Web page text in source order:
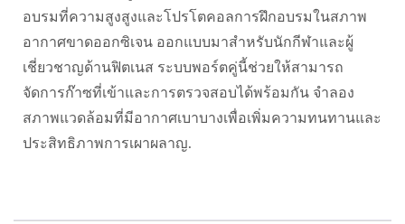
อบรมที่ความสูงสูงและโปรโตคอลการฝึกอบรมในสภาพ
อากาศขาดออกซิเจน ออกแบบมาสำหรับนักกีฬาและผู้
เชี่ยวชาญด้านฟิตเนส ระบบพอร์ตคู่นี้ช่วยให้สามารถ
จัดการก๊าซที่เข้าและการตรวจสอบได้พร้อมกัน จำลอง
สภาพแวดล้อมที่มีอากาศเบาบางเพื่อเพิ่มความทนทานและ
ประสิทธิภาพการเผาผลาญ.